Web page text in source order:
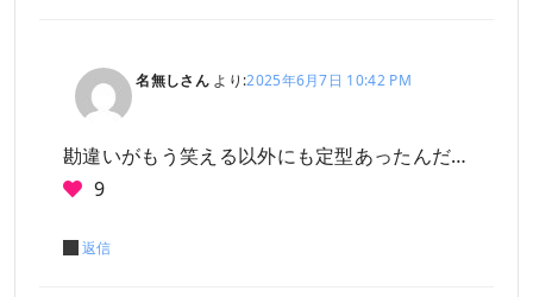
名無しさん より:2025年6月7日 10:42 PM
勘違いがもう笑える以外にも定型あったんだ…
9
返信